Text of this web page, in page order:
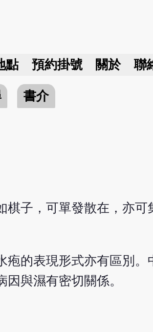
點 預約掛號 關於 聯
書介
子，可單發散在，亦可
的表現形式亦有區別。
與濕有密切關係。